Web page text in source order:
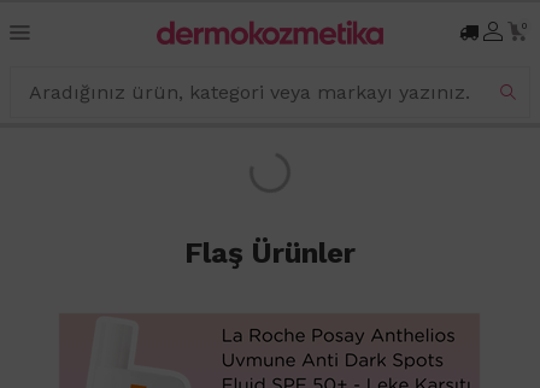
0
Flaş Ürünler